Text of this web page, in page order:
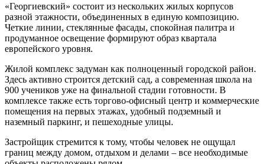
«Георгиевский» состоит из нескольких жилых корпусов
разной этажности, объединенных в единую композицию.
Четкие линии, стеклянные фасады, спокойная палитра и
продуманное освещение формируют образ квартала
европейского уровня.
Жилой комплекс задуман как полноценный городской район.
Здесь активно строится детский сад, а современная школа на
900 учеников уже на финальной стадии готовности. В
комплексе также есть торгово-офисный центр и коммерческие
помещения на первых этажах, удобный подземный и
наземный паркинг, и пешеходные улицы.
Застройщик стремится к тому, чтобы человек не ощущал
границ между домом, отдыхом и делами ‒ все необходимые